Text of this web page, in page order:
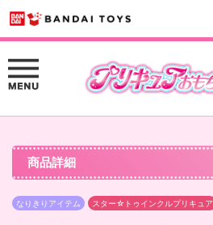
商品詳細
なりきりアイテム スター☆トゥインクルプリキュア